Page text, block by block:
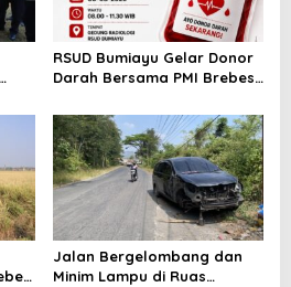
dan
RSUD Bumiayu Gelar Donor
Darah Bersama PMI Brebes
Indonesia
Jalan Bergelombang dan
Minim Lampu di Ruas